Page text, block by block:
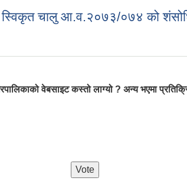
स्विकृत चालु आ.व.२०७३/०७४ को
वेबसाइट कस्तो लाग्यो ? अन्य भएमा